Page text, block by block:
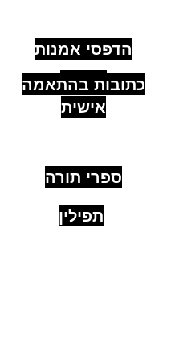
הדפסי אמנות
יהודית
כתובות בהתאמה
אישית
ספרי תורה
תפילין